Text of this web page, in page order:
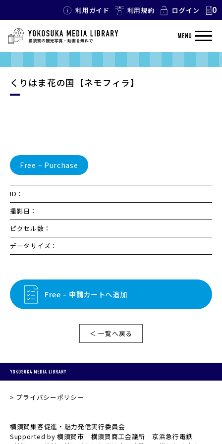
利用ガイド 利用規約 ログイン 0
MENU
くりはま花の国【ネモフィラ】
Free – Purchase
ID：
撮影日：
ピクセル数：
データサイズ：
Free – 申請カートへ追加
＜ 一覧へ戻る
プライバシーポリシー
横須賀集客促進・魅力発信実行委員会
Supported by 横須賀市 横須賀商工会議所 京浜急行電鉄